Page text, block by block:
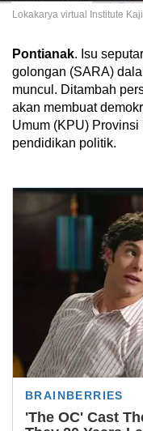
Lokakarya virtual Institute
Pontianak. Isu
golongan (SARA)
muncul. Ditambah
akan membuat
Umum (KPU)
pendidikan politik.